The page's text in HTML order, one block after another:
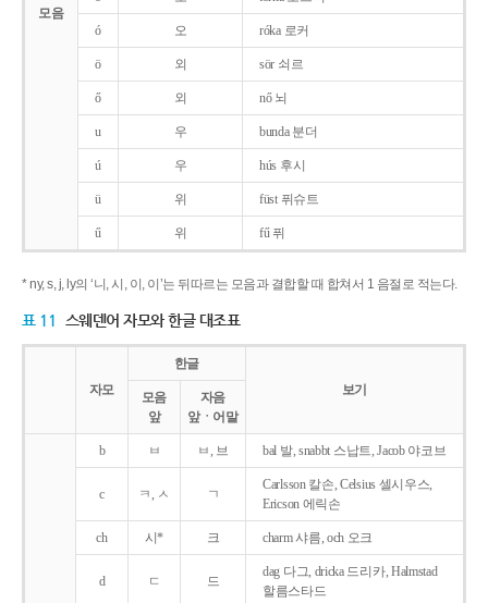
모음
ó 오 róka 로커
ö 외 sör 쇠르
ő 외 nő 뇌
u 우 bunda 분더
ú 우 hús 후시
ü 위 füst 퓌슈트
ű 위 fű 퓌
* ny, s, j, ly의 ‘니, 시, 이, 이’는 뒤따르는 모음과 결합할 때 합쳐서 1 음절로 적는다.
표 11 스웨덴어 자모와 한글 대조표
자모
한글
보기
모음
앞
자음
앞ㆍ어말
b ㅂ ㅂ, 브 bal 발, snabbt 스납트, Jacob 야코브
c ㅋ, ㅅ ㄱ
Carlsson 칼손, Celsius 셀시우스,
Ericson 에릭손
ch 시* 크 charm 샤름, och 오크
d ㄷ 드
dag 다그, dricka 드리카, Halmstad
할름스타드